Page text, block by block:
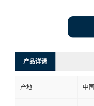
产品详请
产地 中国